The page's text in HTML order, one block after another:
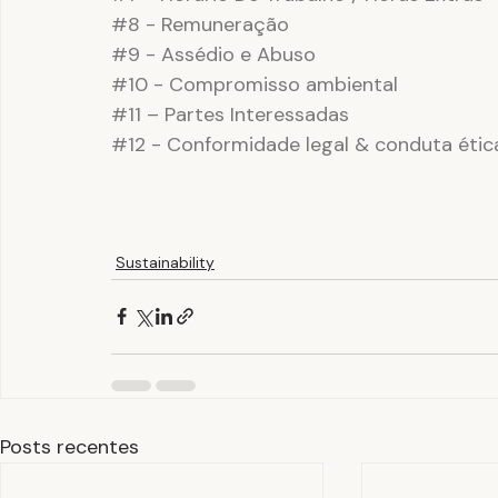
#8 - Remuneração
#9 - Assédio e Abuso
#10 - Compromisso ambiental
#11 – Partes Interessadas
#12 - Conformidade legal & conduta
Sustainability
Posts recentes